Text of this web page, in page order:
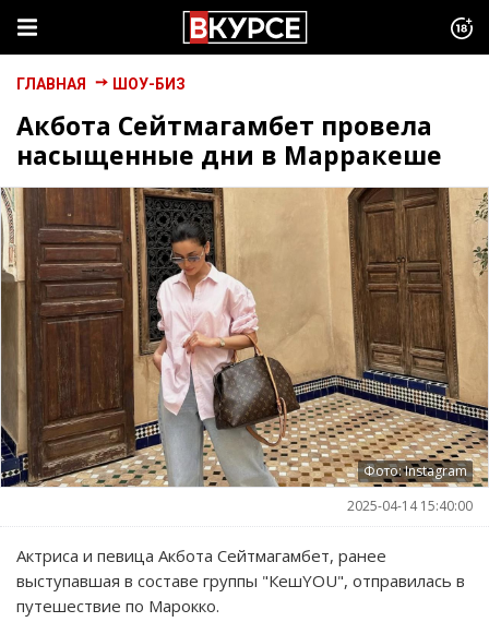
ГЛАВНАЯ ШОУ-БИЗ
Акбота Сейтмагамбет провела
насыщенные дни в Марракеше
Фото: Instagram
2025-04-14 15:40:00
Актриса и певица Акбота Сейтмагамбет, ранее
выступавшая в составе группы "КешYOU", отправилась в
путешествие по Марокко.